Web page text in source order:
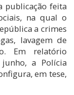
publicação feita
na qual o
a crimes
lavagem de
Em relatório
a Polícia
em tese,